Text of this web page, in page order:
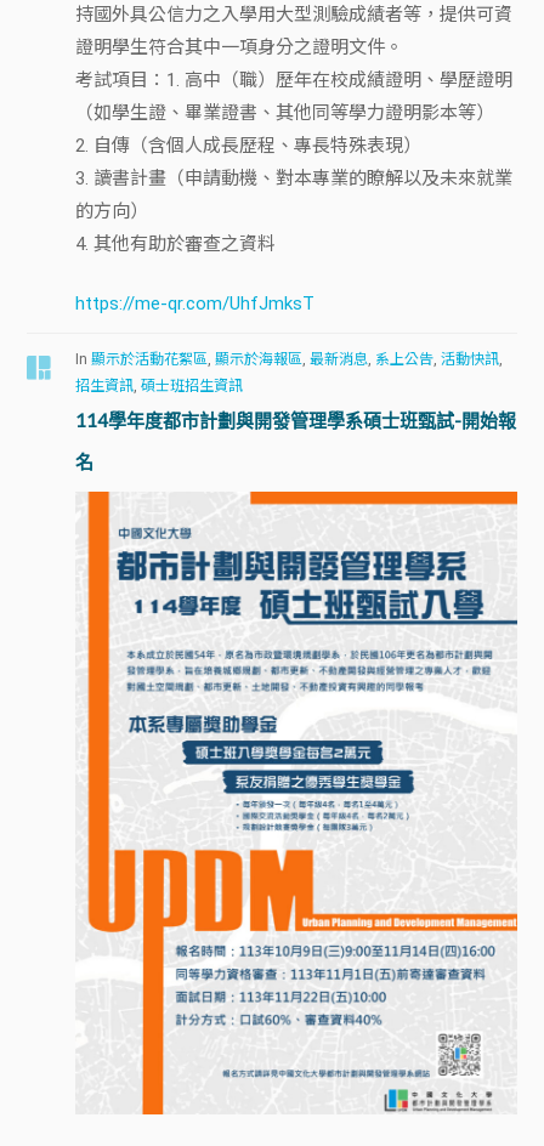
持國外具公信力之入學用大型測驗成績者等，提供可資
證明學生符合其中一項身分之證明文件。
考試項目：1. 高中（職）歷年在校成績證明、學歷證明
（如學生證、畢業證書、其他同等學力證明影本等）
2. 自傳（含個人成長歷程、專長特殊表現）
3. 讀書計畫（申請動機、對本專業的瞭解以及未來就業
的方向）
4. 其他有助於審查之資料
https://me-qr.com/UhfJmksT
In顯示於活動花絮區,顯示於海報區,最新消息, 系上公告,活動快訊,
招生資訊,碩士班招生資訊
114學年度都市計劃與開發管理學系碩士班甄試-開始報
名